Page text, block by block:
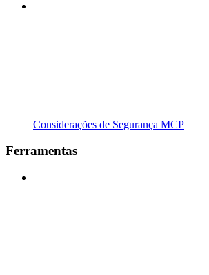
Considerações de Segurança MCP
Ferramentas